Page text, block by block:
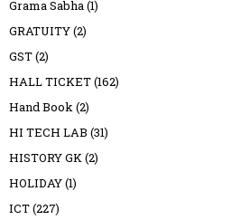
Grama Sabha(1)
GRATUITY(2)
GST(2)
HALL TICKET(162)
Hand Book(2)
HI TECH LAB (31)
HISTORY GK(2)
HOLIDAY(1)
ICT(227)